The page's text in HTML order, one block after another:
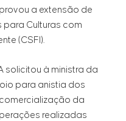
a extensão de
para Culturas com
(CSFI).
solicitou à ministra da
para anistia dos
da
realizadas